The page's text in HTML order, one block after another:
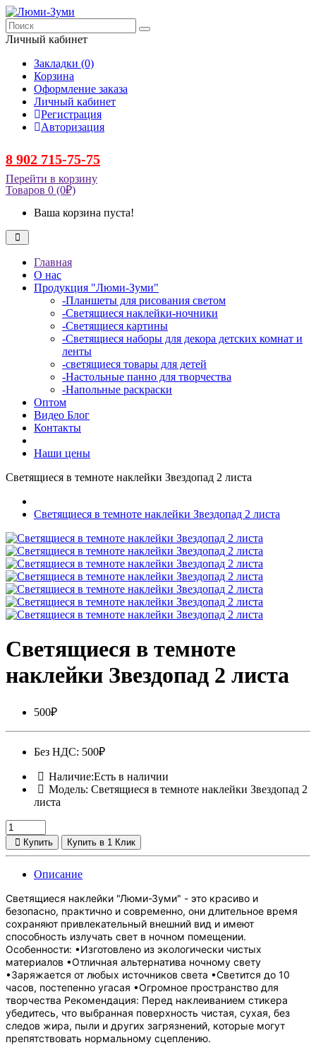
Личный кабинет
Закладки (0)
Корзина
Оформление заказа
Личный кабинет
Регистрация
Авторизация
8 902 715-75-75
Перейти в корзину
Товаров 0 (0₽)
Ваша корзина пуста!
Главная
О нас
Продукция "Люми-Зуми"
-Планшеты для рисования светом
-Светящиеся наклейки-ночники
-Светящиеся картины
-Светящиеся наборы для декора детских комнат и
ленты
-светящиеся товары для детей
-Настольные панно для творчества
-Напольные раскраски
Оптом
Видео Блог
Контакты
Наши цены
Светящиеся в темноте наклейки Звездопад 2 листа
Светящиеся в темноте наклейки Звездопад 2 листа
Светящиеся в темноте
наклейки Звездопад 2 листа
500₽
Без НДС: 500₽
Наличие:Есть в наличии
Модель: Светящиеся в темноте наклейки Звездопад 2
листа
Купить Купить в 1 Клик
Описание
Светящиеся наклейки "Люми-Зуми" - это красиво и
безопасно, практично и современно, они длительное время
сохраняют привлекательный внешний вид и имеют
способность излучать свет в ночном помещении.
Особенности: •Изготовлено из экологически чистых
материалов •Отличная альтернатива ночному свету
•Заряжается от любых источников света •Светится до 10
часов, постепенно угасая •Огромное пространство для
творчества Рекомендация: Перед наклеиванием стикера
убедитесь, что выбранная поверхность чистая, сухая, без
следов жира, пыли и других загрязнений, которые могут
препятствовать нормальному сцеплению.